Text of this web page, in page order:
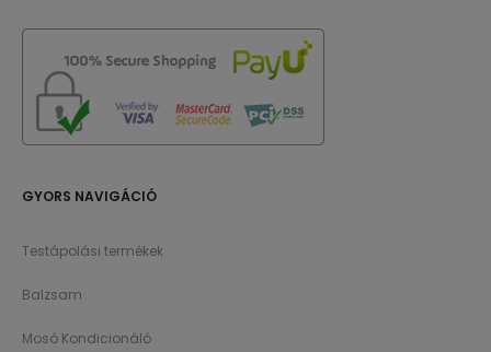
GYORS NAVIGÁCIÓ
Testápolási termékek
Balzsam
Mosó Kondicionáló